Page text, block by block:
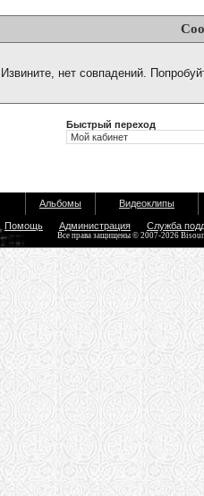
Извините, нет совпадений.
Быстрый переход
Альбомы Видеоклипы
Помощь Администрация Служба
Все права защищены © 2007-2026